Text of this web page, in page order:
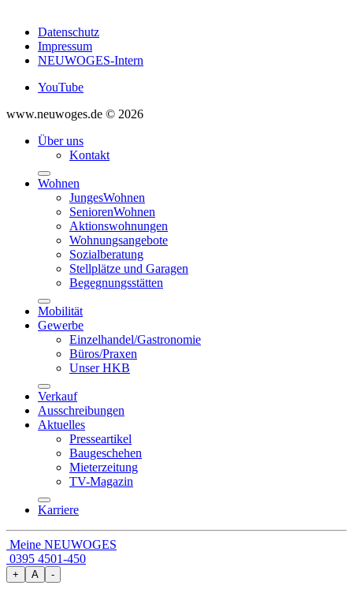
Datenschutz
Impressum
NEUWOGES-Intern
YouTube
www.neuwoges.de © 2026
Über uns
Kontakt
Wohnen
JungesWohnen
SeniorenWohnen
Aktionswohnungen
Wohnungsangebote
Sozialberatung
Stellplätze und Garagen
Begegnungsstätten
Mobilität
Gewerbe
Einzelhandel/Gastronomie
Büros/Praxen
Unser HKB
Verkauf
Ausschreibungen
Aktuelles
Presseartikel
Baugeschehen
Mieterzeitung
TV-Magazin
Karriere
Meine NEUWOGES
0395 4501-450
+ A -